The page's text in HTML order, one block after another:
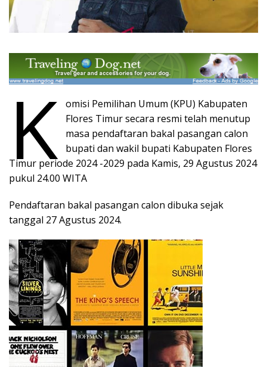
K
omisi Pemilihan Umum (KPU) Kabupaten
Flores Timur secara resmi telah menutup
masa pendaftaran bakal pasangan calon
bupati dan wakil bupati Kabupaten Flores
Timur periode 2024 -2029 pada Kamis, 29 Agustus 2024
pukul 24.00 WITA
Pendaftaran bakal pasangan calon dibuka sejak
tanggal 27 Agustus 2024.